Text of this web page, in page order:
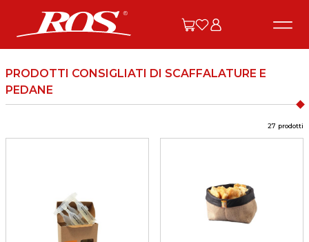
PRODOTTI CONSIGLIATI DI SCAFFALATURE E
PEDANE
27 prodotti